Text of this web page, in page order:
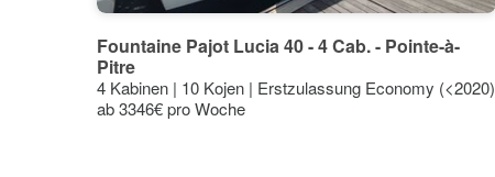
12°C
9°C
6°C
3°C
Fountaine Pajot Lucia 40 - 4 Cab. - Pointe-à-
Pitre
4 Kabinen | 10 Kojen | Erstzulassung Economy (<2020)
ab 3346€ pro Woche